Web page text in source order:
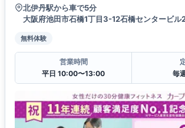
北伊丹駅から車で5分
大阪府池田市石橋1丁目3-12石橋センタービル
無料体験
営業時間
平日 10:00〜13:00
毎